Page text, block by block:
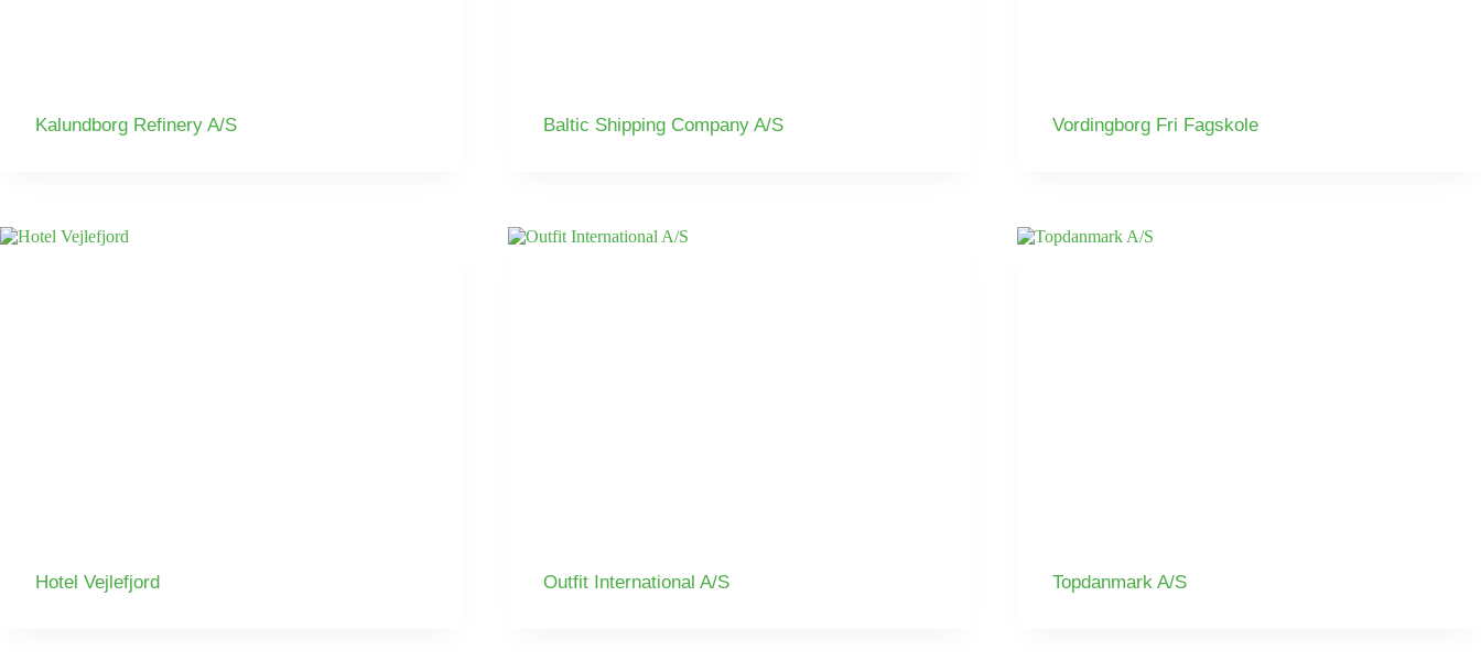
Kalundborg Refinery A/S Baltic Shipping Company A/S Vordingborg Fri Fagskole
Hotel Vejlefjord Outfit International A/S Topdanmark A/S